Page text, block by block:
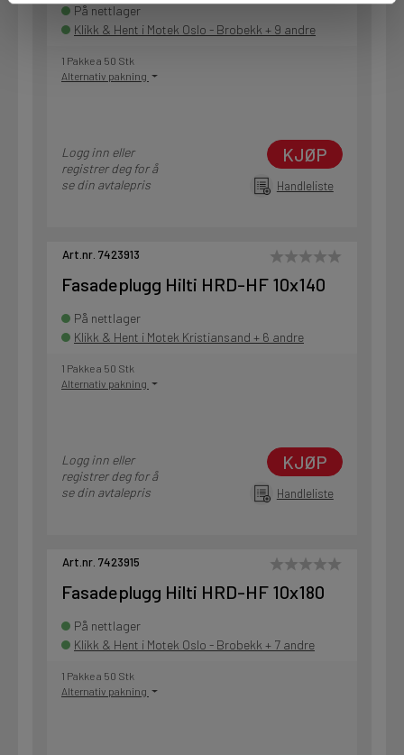
På nettlager
Klikk & Hent i Motek Oslo - Brobekk + 9 andre
1 Pakke a 50 Stk
Alternativ pakning
Logg inn eller
registrer deg for å
se din avtalepris
KJØP
Handleliste
Art.nr. 7423913
Fasadeplugg Hilti HRD-HF 10x140
På nettlager
Klikk & Hent i Motek Kristiansand + 6 andre
1 Pakke a 50 Stk
Alternativ pakning
Logg inn eller
registrer deg for å
se din avtalepris
KJØP
Handleliste
Art.nr. 7423915
Fasadeplugg Hilti HRD-HF 10x180
På nettlager
Klikk & Hent i Motek Oslo - Brobekk + 7 andre
1 Pakke a 50 Stk
Alternativ pakning